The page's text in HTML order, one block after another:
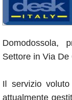
Domodossola,
Settore in Via De
Il servizio voluto
attualmente